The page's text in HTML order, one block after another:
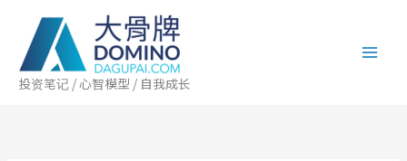
投资笔记 / 心智模型 / 自我成长